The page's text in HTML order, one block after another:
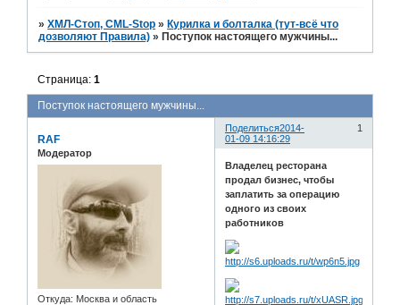
»ХМЛ-Стоп, CML-Stop » Курилка и болталка (тут-всё что
дозволяют Правила) » Поступок настоящего мужчины...
Поступок настоящего мужчины...
Страница:1
Поделиться 1
2014-
01-09 14:16:29
RAF
Модератор
Откуда: Москва и область
Владелец ресторана
продал бизнес, чтобы
заплатить за операцию
одного из своих
работников